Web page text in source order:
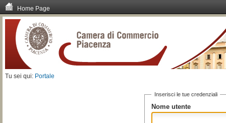
Home Page
contenuti.
Spostati
navigazione
Tu sei qui: Portale
Inserisci le tue credenziali
Nome utente